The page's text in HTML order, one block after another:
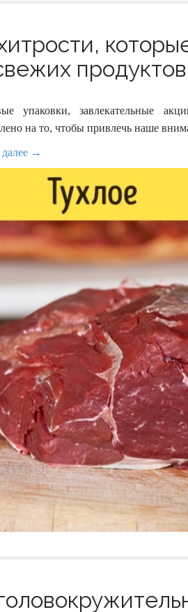
упаковки, завлекательные
на то, чтобы привлечь наше
далее →